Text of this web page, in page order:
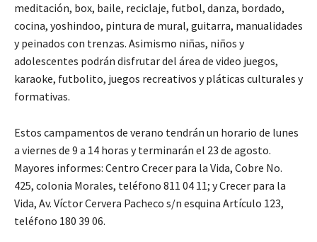
meditación, box, baile, reciclaje, futbol, danza, bordado,
cocina, yoshindoo, pintura de mural, guitarra, manualidades
y peinados con trenzas. Asimismo niñas, niños y
adolescentes podrán disfrutar del área de video juegos,
karaoke, futbolito, juegos recreativos y pláticas culturales y
formativas.
Estos campamentos de verano tendrán un horario de lunes
a viernes de 9 a 14 horas y terminarán el 23 de agosto.
Mayores informes: Centro Crecer para la Vida, Cobre No.
425, colonia Morales, teléfono 811 04 11; y Crecer para la
Vida, Av. Víctor Cervera Pacheco s/n esquina Artículo 123,
teléfono 180 39 06.